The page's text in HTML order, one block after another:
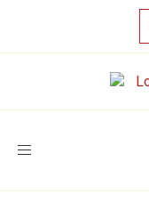
Toggle